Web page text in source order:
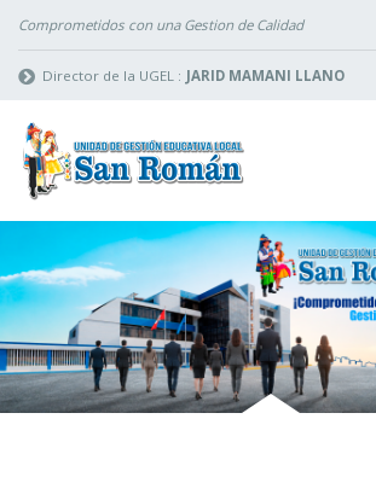
Comprometidos con una Gestion de Calidad
Director de la UGEL : JARID MAMANI LLANO